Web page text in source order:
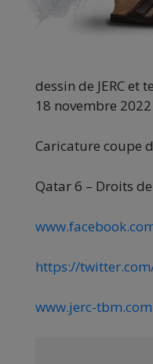
dessin de JERC et
18 novembre 2022
Caricature coupe
Qatar 6 – Droits
https://
www.jerc-tbm.com